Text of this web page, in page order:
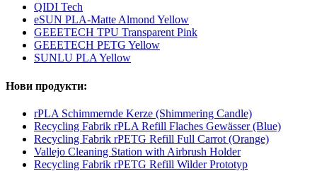
QIDI Tech
eSUN PLA-Matte Almond Yellow
GEEETECH TPU Transparent Pink
GEEETECH PETG Yellow
SUNLU PLA Yellow
Нови продукти:
rPLA Schimmernde Kerze (Shimmering Candle)
Recycling Fabrik rPLA Refill Flaches Gewässer (Blue)
Recycling Fabrik rPETG Refill Full Carrot (Orange)
Vallejo Cleaning Station with Airbrush Holder
Recycling Fabrik rPETG Refill Wilder Prototyp